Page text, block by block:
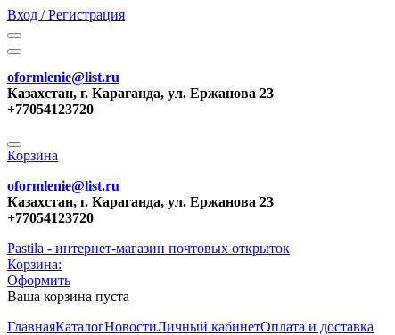
Вход / Регистрация
oformlenie@list.ru
Казахстан, г. Караганда, ул. Ержанова 23
+77054123720
Корзина
oformlenie@list.ru
Казахстан, г. Караганда, ул. Ержанова 23
+77054123720
Pastila - интернет-магазин почтовых открыток
Корзина:
Оформить
Ваша корзина пуста
ГлавнаяКаталогНовостиЛичный кабинетОплата и доставка